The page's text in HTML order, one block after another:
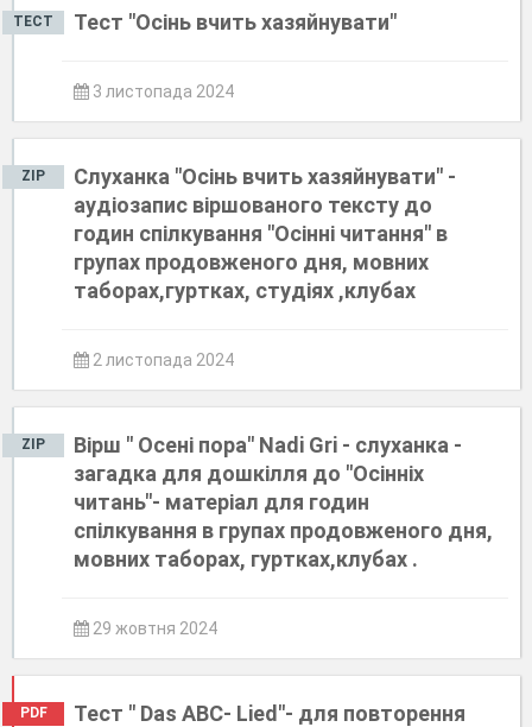
ТЕСТ Тест "Осінь вчить хазяйнувати"
3 листопада 2024
ZIP
Слуханка "Осінь вчить хазяйнувати" -
аудіозапис віршованого тексту до
годин спілкування "Осінні читання" в
групах продовженого дня, мовних
таборах,гуртках, студіях ,клубах
2 листопада 2024
ZIP
Вірш " Осені пора" Nadi Gri - слуханка -
загадка для дошкілля до "Осінніх
читань"- матеріал для годин
спілкування в групах продовженого дня,
мовних таборах, гуртках,клубах .
29 жовтня 2024
PDF
Тест " Das ABC- Lied"- для повторення